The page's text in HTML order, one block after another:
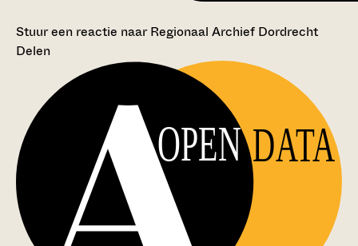
Stuur een reactie naar Regionaal Archief Dordrecht
Delen
OPEN DATA